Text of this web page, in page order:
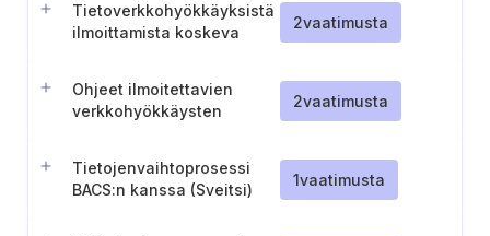
Tietoverkkohyökkäyksistä
ilmoittamista koskeva
2vaatimusta
Ohjeet ilmoitettavien
verkkohyökkäysten
2vaatimusta
Tietojenvaihtoprosessi
BACS:n kanssa (Sveitsi)
1vaatimusta